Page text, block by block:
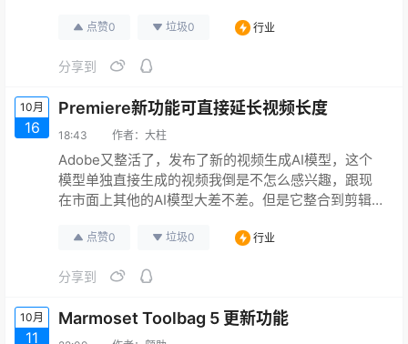
界面和创新的功能，Marmoset Toolbag已经成为行业
的工作流程，节省艺术制作过程中的时间。 支持UDIM
点赞0 垃圾0 行业
分享到
10月
16
Premiere新功能可直接延长视频长度
18:43 作者： 大柱
Adobe又整活了，发布了新的视频生成AI模型，这个
模型单独直接生成的视频我倒是不怎么感兴趣，跟现
在市面上其他的AI模型大差不差。但是它整合到剪辑
长，这一点我还是非常感兴趣的，而且从目前看到的
实拍的素材，长度不够的话，可以直接拉长生成后续
说，一些镜头…
点赞0 垃圾0 行业
分享到
10月
11
Marmoset Toolbag 5 更新功能